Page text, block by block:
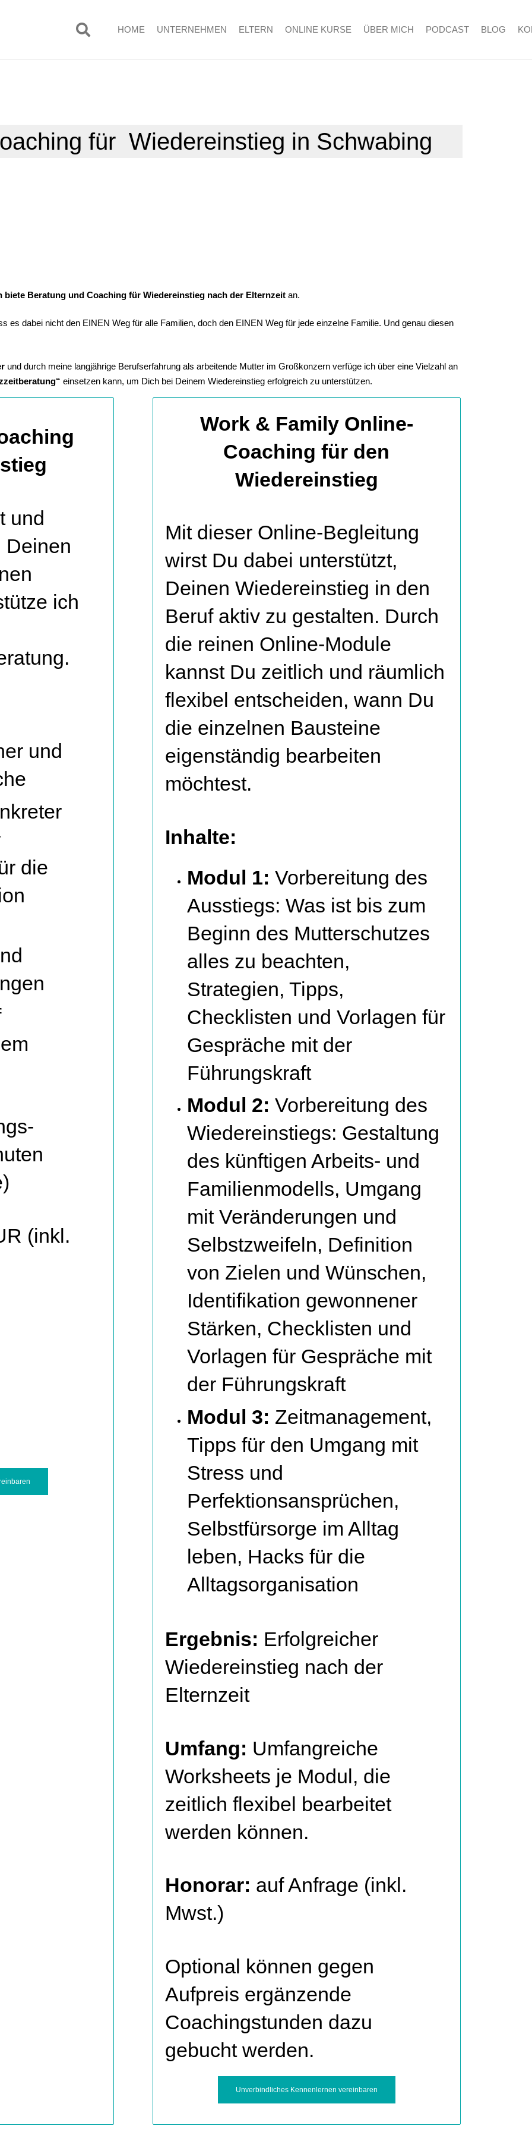
HOME UNTERNEHMEN ELTERN ONLINE KURSE ÜBER MICH PODCAST BLOG
für Wiedereinstieg in Schwabing
biete Beratung und Coaching für Wiedereinstieg nach der Elternzeit an.
es dabei nicht den EINEN Weg für alle Familien, doch den EINEN Weg für jede einzelne Familie. Und genau diesen
und durch meine langjährige Berufserfahrung als arbeitende Mutter im Großkonzern verfüge ich über eine Vielzahl an
einsetzen kann, um Dich bei Deinem Wiedereinstieg erfolgreich zu unterstützen.
und
Deinen
ich
und
die
(inkl.
Work & Family Online-
Coaching für den
Wiedereinstieg
Mit dieser Online-Begleitung
wirst Du dabei unterstützt,
Deinen Wiedereinstieg in den
Beruf aktiv zu gestalten. Durch
die reinen Online-Module
kannst Du zeitlich und räumlich
flexibel entscheiden, wann Du
die einzelnen Bausteine
eigenständig bearbeiten
möchtest.
Inhalte:
Modul 1: Vorbereitung des
Ausstiegs: Was ist bis zum
Beginn des Mutterschutzes
alles zu beachten,
Strategien, Tipps,
Checklisten und Vorlagen für
Gespräche mit der
Führungskraft
Modul 2: Vorbereitung des
Wiedereinstiegs: Gestaltung
des künftigen Arbeits- und
Familienmodells, Umgang
mit Veränderungen und
Selbstzweifeln, Definition
von Zielen und Wünschen,
Identifikation gewonnener
Stärken, Checklisten und
Vorlagen für Gespräche mit
der Führungskraft
Modul 3: Zeitmanagement,
Tipps für den Umgang mit
Stress und
Perfektionsansprüchen,
Selbstfürsorge im Alltag
leben, Hacks für die
Alltagsorganisation
Ergebnis: Erfolgreicher
Wiedereinstieg nach der
Elternzeit
Umfang: Umfangreiche
Worksheets je Modul, die
zeitlich flexibel bearbeitet
werden können.
Honorar: auf Anfrage (inkl.
Mwst.)
Optional können gegen
Aufpreis ergänzende
Coachingstunden dazu
gebucht werden.
Unverbindliches Kennenlernen vereinbaren